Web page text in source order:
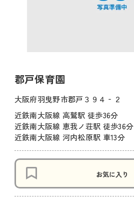
郡戸保育園
大阪府羽曳野市郡戸３９４‐２
近鉄南大阪線 高鷲駅 徒歩36分
近鉄南大阪線 恵我ノ荘駅 徒歩36分
近鉄南大阪線 河内松原駅 車13分
お気に入り